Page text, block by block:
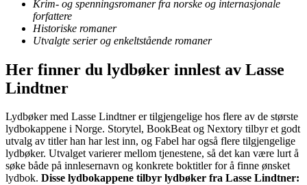
Krim- og spenningsromaner fra norske og internasjonale
forfattere
Historiske romaner
Utvalgte serier og enkeltstående romaner
Her finner du lydbøker innlest av Lasse
Lindtner
Lydbøker med Lasse Lindtner er tilgjengelige hos flere av de største
lydbokappene i Norge. Storytel, BookBeat og Nextory tilbyr et godt
utvalg av titler han har lest inn, og Fabel har også flere tilgjengelige
lydbøker. Utvalget varierer mellom tjenestene, så det kan være lurt å
søke både på innlesernavn og konkrete boktitler for å finne ønsket
lydbok. Disse lydbokappene tilbyr lydbøker fra Lasse Lindtner: